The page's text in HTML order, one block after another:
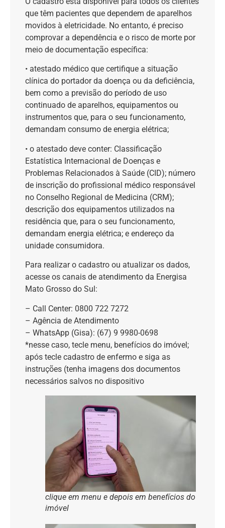
que têm pacientes que dependem de aparelhos
movidos à eletricidade. No entanto, é preciso
comprovar a dependência e o risco de morte por
meio de documentação específica:
• atestado médico que certifique a situação
clínica do portador da doença ou da deficiência,
bem como a previsão do período de uso
continuado de aparelhos, equipamentos ou
instrumentos que, para o seu funcionamento,
demandam consumo de energia elétrica;
• o atestado deve conter: Classificação
Estatística Internacional de Doenças e
Problemas Relacionados à Saúde (CID); número
de inscrição do profissional médico responsável
no Conselho Regional de Medicina (CRM);
descrição dos equipamentos utilizados na
residência que, para o seu funcionamento,
demandam energia elétrica; e endereço da
unidade consumidora.
Para realizar o cadastro ou atualizar os dados,
acesse os canais de atendimento da Energisa
Mato Grosso do Sul:
– Call Center: 0800 722 7272
– Agência de Atendimento
– WhatsApp (Gisa): (67) 9 9980-0698
*nesse caso, tecle menu, benefícios do imóvel;
após tecle cadastro de enfermo e siga as
instruções (tenha imagens dos documentos
necessários salvos no dispositivo
clique em menu e depois em benefícios do
imóvel